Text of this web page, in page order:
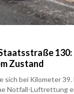
Zustand
sich bei Kilometer
Notfall-Luftrettung